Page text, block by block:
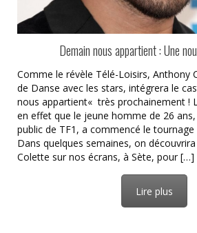
Demain nous appartient : Une
Comme le révèle Télé-Loisirs, Anthony
de Danse avec les stars, intégrera le
nous appartient« très prochainement !
en effet que le jeune homme de 26
public de TF1, a commencé le
Dans quelques semaines, on
Colette sur nos écrans, à Sète, pour […]
Lire plus